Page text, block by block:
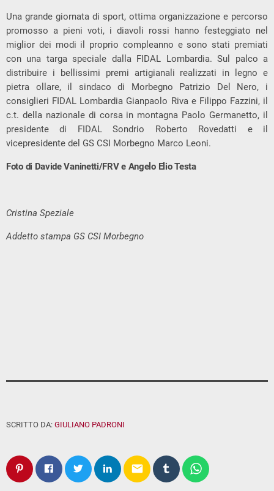
Una grande giornata di sport, ottima organizzazione e percorso
promosso a pieni voti, i diavoli rossi hanno festeggiato nel
miglior dei modi il proprio compleanno e sono stati premiati
con una targa speciale dalla FIDAL Lombardia. Sul palco a
distribuire i bellissimi premi artigianali realizzati in legno e
pietra ollare, il sindaco di Morbegno Patrizio Del Nero, i
consiglieri FIDAL Lombardia Gianpaolo Riva e Filippo Fazzini, il
c.t. della nazionale di corsa in montagna Paolo Germanetto, il
presidente di FIDAL Sondrio Roberto Rovedatti e il
vicepresidente del GS CSI Morbegno Marco Leoni.
Foto di Davide Vaninetti/FRV e Angelo Elio Testa
Cristina Speziale
Addetto stampa GS CSI Morbegno
SCRITTO DA: GIULIANO PADRONI
email